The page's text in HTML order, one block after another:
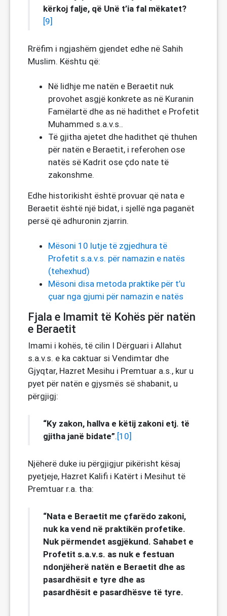
kërkoj falje, që Unë t’ia fal mëkatet?
[9]
Rrëfim i ngjashëm gjendet edhe në Sahih
Muslim. Kështu që:
Në lidhje me natën e Beraetit nuk
provohet asgjë konkrete as në Kuranin
Famëlartë dhe as në hadithet e Profetit
Muhammed s.a.v.s..
Të gjitha ajetet dhe hadithet që thuhen
për natën e Beraetit, i referohen ose
natës së Kadrit ose çdo nate të
zakonshme.
Edhe historikisht është provuar që nata e
Beraetit është një bidat, i sjellë nga paganët
persë që adhuronin zjarrin.
Mësoni 10 lutje të zgjedhura të
Profetit s.a.v.s. për namazin e natës
(tehexhud)
Mësoni disa metoda praktike për t’u
çuar nga gjumi për namazin e natës
Fjala e Imamit të Kohës për natën
e Beraetit
Imami i kohës, të cilin I Dërguari i Allahut
s.a.v.s. e ka caktuar si Vendimtar dhe
Gjyqtar, Hazret Mesihu i Premtuar a.s., kur u
pyet për natën e gjysmës së shabanit, u
përgjigj:
“Ky zakon, hallva e këtij zakoni etj. të
gjitha janë bidate”.[10]
Njëherë duke iu përgjigjur pikërisht kësaj
pyetjeje, Hazret Kalifi i Katërt i Mesihut të
Premtuar r.a. tha:
“Nata e Beraetit me çfarëdo zakoni,
nuk ka vend në praktikën profetike.
Nuk përmendet asgjëkund. Sahabet e
Profetit s.a.v.s. as nuk e festuan
ndonjëherë natën e Beraetit dhe as
pasardhësit e tyre dhe as
pasardhësit e pasardhësve të tyre.